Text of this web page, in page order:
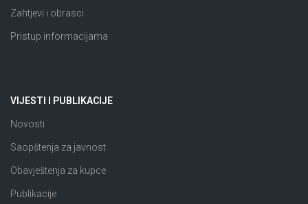
Zahtjevi i obrasci
Pristup informacijama
VIJESTI I PUBLIKACIJE
Novosti
Saopštenja za javnost
Obavještenja za kupce
Publikacije